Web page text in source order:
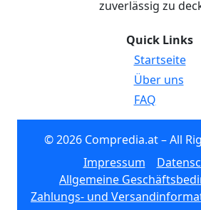
zuverlässig zu
Quick Links
Startseite
Über uns
FAQ
© 2026 Compredia.at – All
Impressum
Allgemeine
Zahlungs- und